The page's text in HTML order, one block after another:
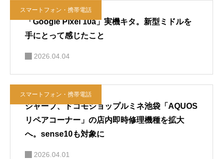
スマートフォン・携帯電話
「Google Pixel 10a」実機キタ。新型ミドルを
手にとって感じたこと
2026.04.04
スマートフォン・携帯電話
シャープ、ドコモショップルミネ池袋「AQUOS
リペアコーナー」の店内即時修理機種を拡大
へ。sense10も対象に
2026.04.01